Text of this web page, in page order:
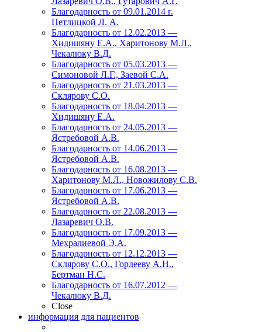
Благодарность от 09.01.2014 г.
Петлицкой Л. А.
Благодарность от 12.02.2013 —
Хидишяну Е.А., Харитонову М.Л.,
Чекалюку В.Д.
Благодарность от 05.03.2013 —
Симоновой Л.Г., Заевой С.А.
Благодарность от 21.03.2013 —
Склярову С.О.
Благодарность от 18.04.2013 —
Хидишяну Е.А.
Благодарность от 24.05.2013 —
Ястребовой А.В.
Благодарность от 14.06.2013 —
Ястребовой А.В.
Благодарность от 16.08.2013 —
Харитонову М.Л., Новожилову С.В.
Благодарность от 17.06.2013 —
Ястребовой А.В.
Благодарность от 22.08.2013 —
Лазаревич О.В.
Благодарность от 17.09.2013 —
Мехралиевой Э.А.
Благодарность от 12.12.2013 —
Склярову С.О., Гордееву А.Н.,
Бертман Н.С.
Благодарность от 16.07.2012 —
Чекалюку В.Д.
Close
информация для пациентов